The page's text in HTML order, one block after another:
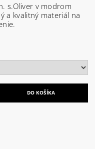
s.Oliver v modrom
a kvalitný materiál na